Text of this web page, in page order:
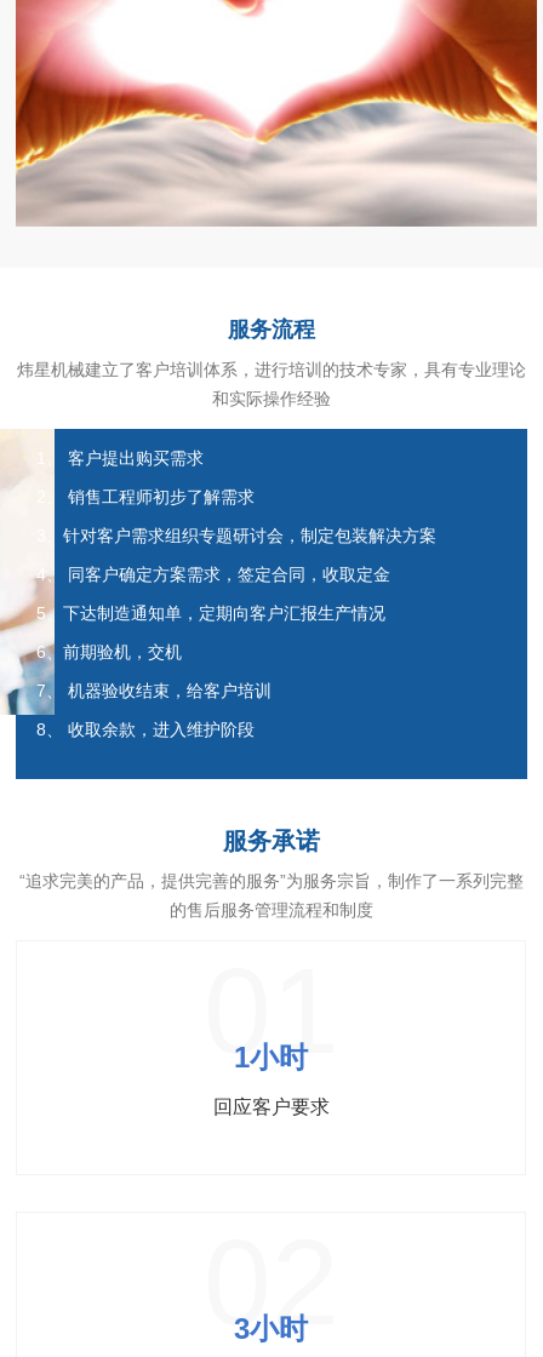
服务流程
炜星机械建立了客户培训体系，进行培训的技术专家，具有专业理论
和实际操作经验
1、 客户提出购买需求
2、 销售工程师初步了解需求
3、针对客户需求组织专题研讨会，制定包装解决方案
4、 同客户确定方案需求，签定合同，收取定金
5、下达制造通知单，定期向客户汇报生产情况
6、前期验机，交机
7、 机器验收结束，给客户培训
8、 收取余款，进入维护阶段
服务承诺
“追求完美的产品，提供完善的服务”为服务宗旨，制作了一系列完整
的售后服务管理流程和制度
01
1小时
回应客户要求
02
3小时